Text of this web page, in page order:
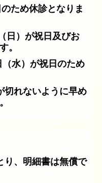
ため休診となりま
日） が祝日及びお
。
水） が祝日のため
切れないように早め
り、明細書は無償で